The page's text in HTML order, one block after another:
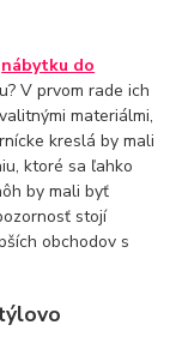
nábytku do
V prvom rade ich
materiálmi,
kreslá by mali
ktoré sa ľahko
by mali byť
stojí
obchodov s